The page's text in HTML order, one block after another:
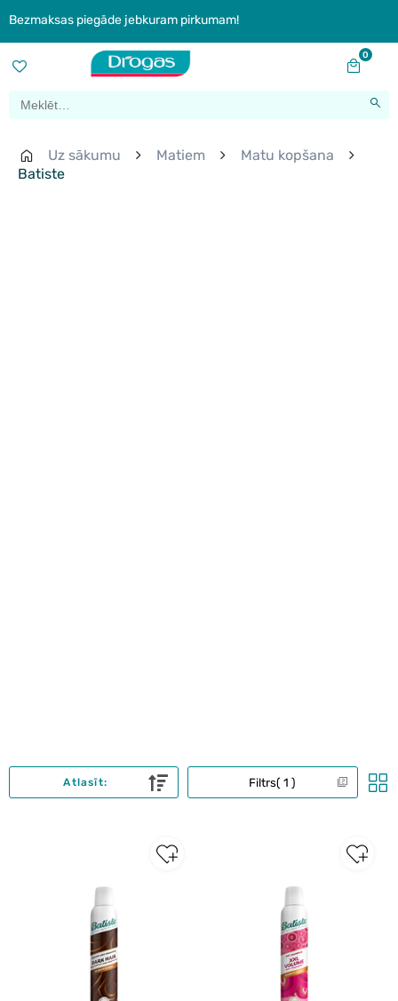
Bezmaksas piegāde jebkuram pirkumam!
0
Uz sākumu Matiem
Matu kopšana
Batiste
Filtrs 1
Atlasīt: